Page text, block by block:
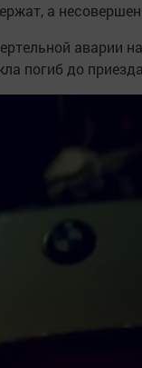
а
аварии
погиб до